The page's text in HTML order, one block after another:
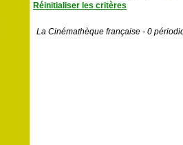
Réinitialiser les critères
La Cinémathèque française - 0